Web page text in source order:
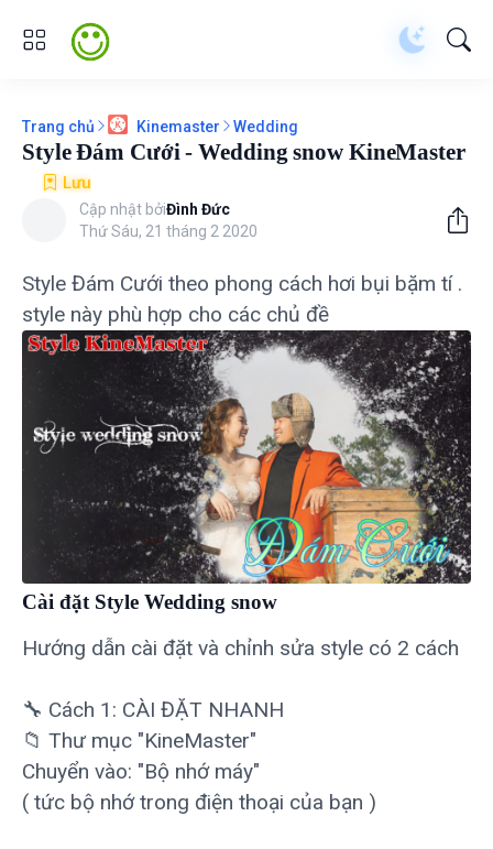
Trang chủ Kinemaster Wedding
Style Đám Cưới - Wedding snow KineMaster
Lưu
Cập nhật bởiĐình Đức
Thứ Sáu, 21 tháng 2 2020
Style Đám Cưới theo phong cách hơi bụi bặm tí .
style này phù hợp cho các chủ đề
Cài đặt Style Wedding snow
Hướng dẫn cài đặt và chỉnh sửa style có 2 cách
🔧 Cách 1: CÀI ĐẶT NHANH
📁 Thư mục "KineMaster"
Chuyển vào: "Bộ nhớ máy"
( tức bộ nhớ trong điện thoại của bạn )